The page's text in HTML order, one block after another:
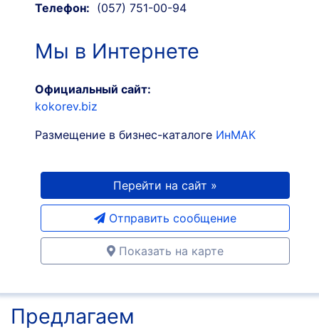
Телефон: (057) 751-00-94
Мы в Интернете
Официальный сайт:
kokorev.biz
Размещение в бизнес-каталоге ИнМАК
Перейти на сайт »
Отправить сообщение
Показать на карте
Предлагаем